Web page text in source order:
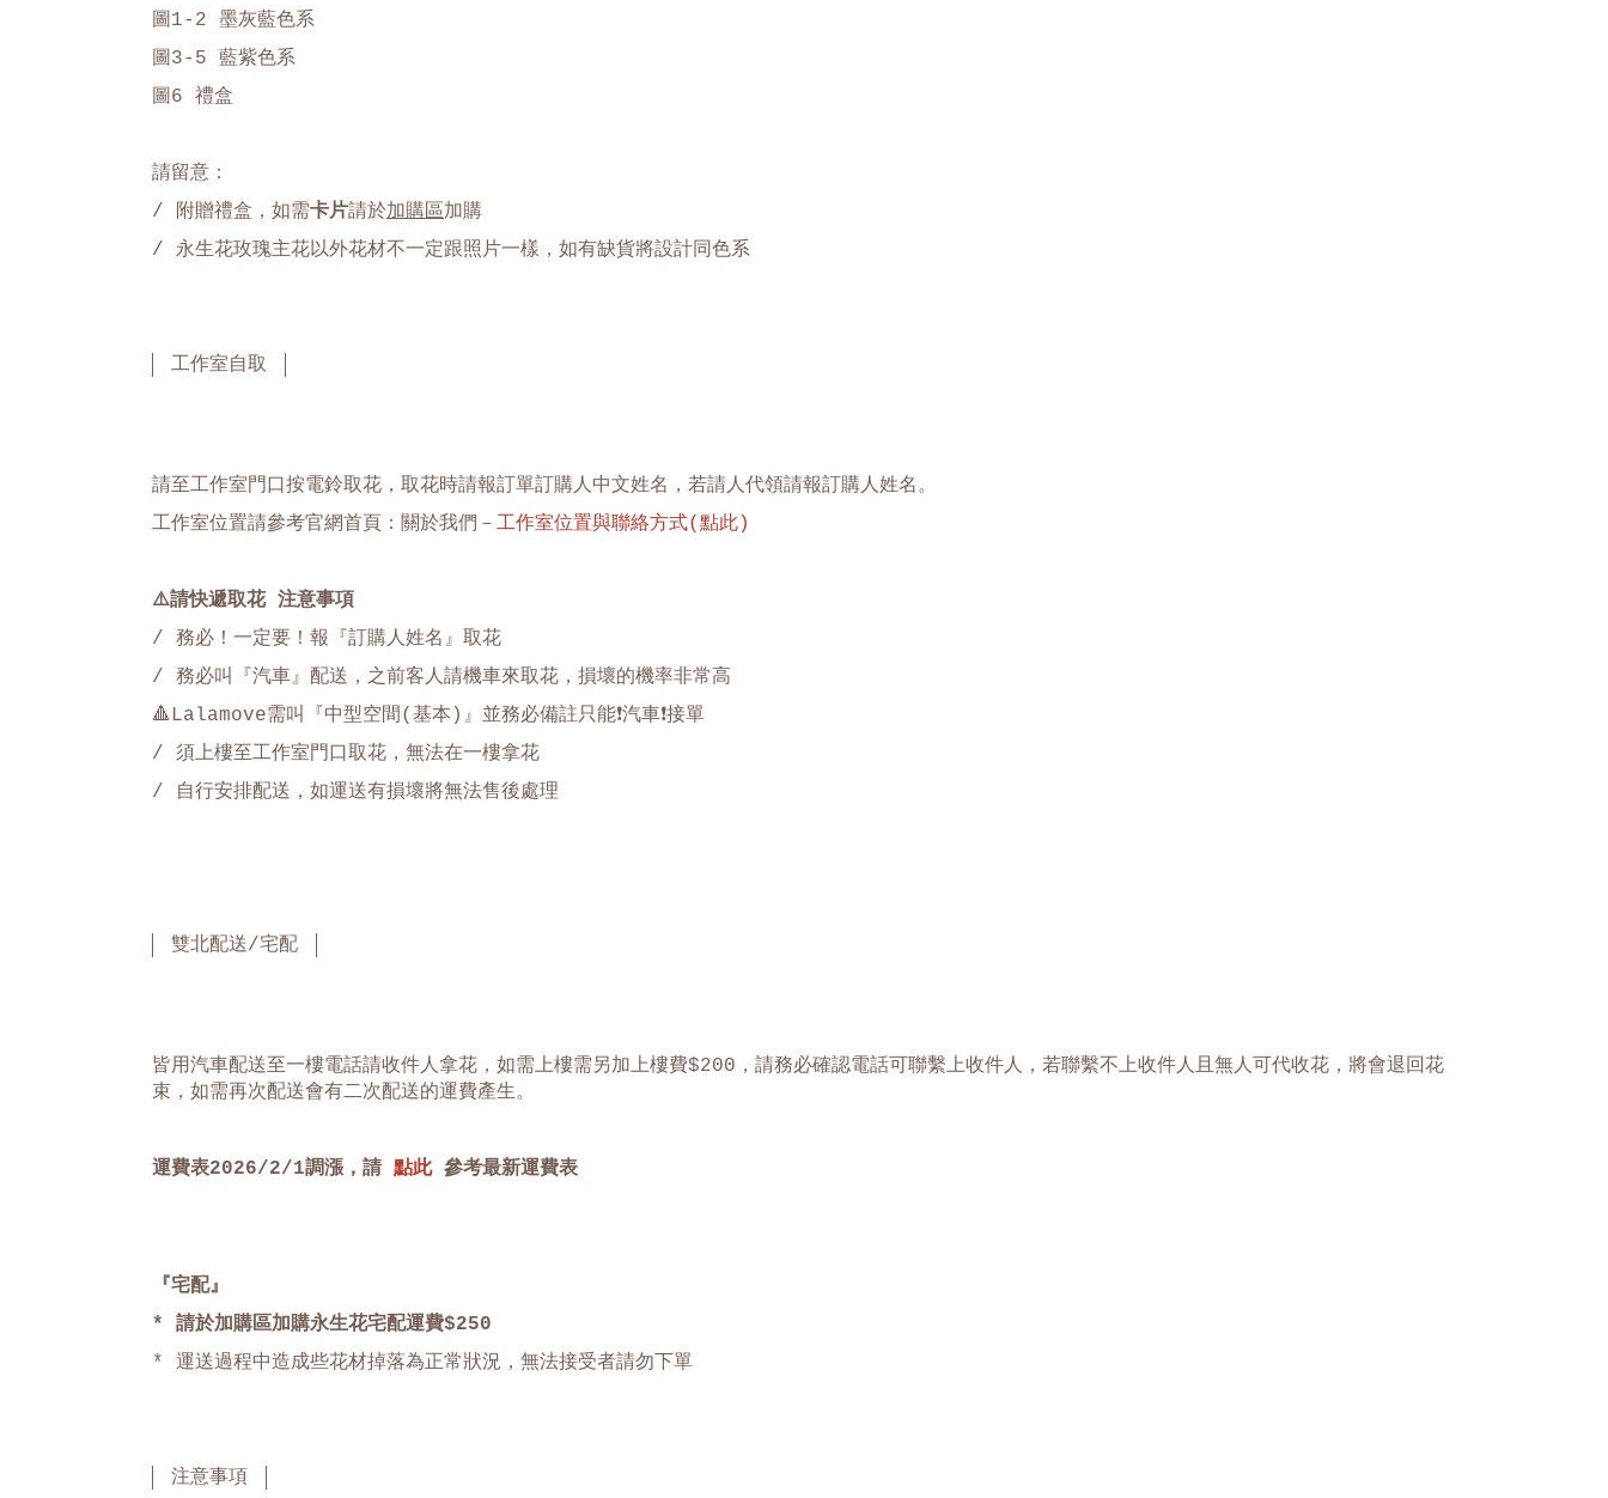
圖1-2 墨灰藍色系
圖3-5 藍紫色系
圖6 禮盒
請留意：
/
附贈禮盒，如需卡片請於加購區加購
/ 永生花玫瑰主花以外花材不一定跟照片一樣，如有缺貨將設計同色系
工作室自取
請至工作室門口按電鈴取花，取花時請報訂單訂購人中文姓名，若請人代領請報訂購人姓名。
工作室位置請參考官網首頁：關於我們－ 工作室位置與聯絡方式(點此)
⚠️請快遞取花 注意事項
/ 務必！一定要！報『訂購人姓名』取花
/ 務必叫『汽車』配送，之前客人請機車來取花，損壞的機率非常高
🔺Lalamove需叫『中型空間(基本)』並務必備註只能❗️汽車❗️接單
/ 須上樓至工作室門口取花，無法在一樓拿花
/
自行安排配送，如運送有損壞將無法售後處理
雙北配送/宅配
皆用汽車配送至一樓電話請收件人拿花，如需上樓需另加上樓費$200，請務必確認電話可聯繫上收件人，若聯繫不上收件人且無人可代收花，將會退回花
束，如需再次配送會有二次配送的運費產生。
運費表2026/2/1調漲，請 點此 參考最新運費表
『宅配』
* 請於加購區加購永生花宅配運費$250
* 運送過程中造成些花材掉落為正常狀況，無法接受者請勿下單
注意事項